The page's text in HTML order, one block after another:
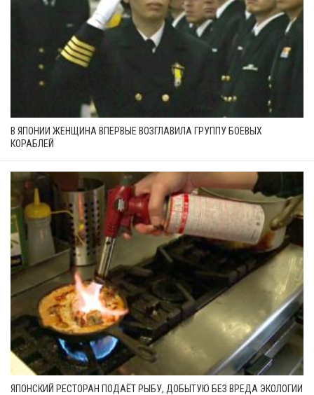
В ЯПОНИИ ЖЕНЩИНА ВПЕРВЫЕ ВОЗГЛАВИЛА ГРУППУ БОЕВЫХ
КОРАБЛЕЙ
ЯПОНСКИЙ РЕСТОРАН ПОДАЁТ РЫБУ, ДОБЫТУЮ БЕЗ ВРЕДА ЭКОЛОГИИ